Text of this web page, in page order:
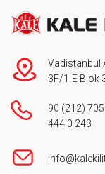
Vadistanbul
3F/1-E Blok
90 (212)
444 0 243